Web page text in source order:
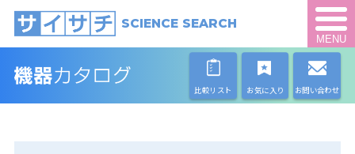
SCIENCE SEARCH
MENU
比較リスト お気に入り お問い合わせ